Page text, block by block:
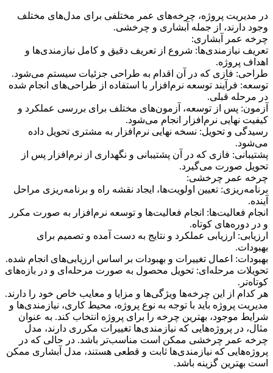
در مدیریت پروژه، چرخه‌های عمر مختلفی برای مدل‌های مختلف
وجود دارند، از جمله آبشاری و چرخشی.
چرخه عمر آبشاری:
تعریف نیازمندی‌ها: شروع از تعریف دقیق و کامل نیازمندی‌ها و
اهداف پروژه.
طراحی: فازی که در آن اقدام به طراحی جزئیات سیستم می‌شود.
توسعه: فرآیند توسعه نرم‌افزار با استفاده از طراحی‌های انجام شده
در مرحله قبلی.
آزمون: پس از توسعه، آزمون‌های مختلف برای بررسی عملکرد و
کیفیت نهایی نرم‌افزار انجام می‌شود.
رسیدگی و تحویل: نسخه نهایی نرم‌افزار به مشتری تحویل داده
می‌شود.
پشتیبانی: فازی که در آن پشتیبانی و نگهداری از نرم‌افزار پس از
تحویل صورت می‌گیرد.
چرخه عمر چرخشی:
برنامه‌ریزی: تعیین اولویت‌ها، ایجاد نقشه راه و برنامه‌ریزی مراحل
آینده.
انجام فعالیت‌ها: انجام فعالیت‌ها و توسعه نرم‌افزار به صورت مکرر
و در دوره‌های کوتاه.
ارزیابی: ارزیابی عملکرد و نتایج به دست آمده و تصمیم برای
بهبودات.
بهبودات: اعمال تغییرات و بهبودات بر اساس ارزیابی‌های انجام شده.
تحویلات مرحله‌ای: تحویل محصول به صورت مرحله‌ای و در بازه‌های
کوتاه‌تر.
هر کدام از این چرخه‌ها ویژگی‌ها و مزایا و معایب خاص خود را دارند.
مدیریت پروژه باید با توجه به نوع پروژه، محیط کاری، نیازمندی‌ها و
شرایط موجود، بهترین چرخه را برای پروژه انتخاب کند. به عنوان
مثال، در پروژه‌هایی که نیازمندی‌ها تغییرات مکرری دارند، مدل
چرخه عمر چرخشی ممکن است مناسب‌تر باشد. در حالی که در
پروژه‌هایی که نیازمندی‌ها ثابت و قطعی هستند، مدل آبشاری ممکن
است بهترین گزینه باشد.